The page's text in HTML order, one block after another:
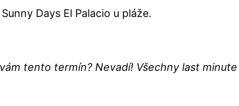
Days El Palacio u pláže.
tento termín? Nevadí! Všechny last